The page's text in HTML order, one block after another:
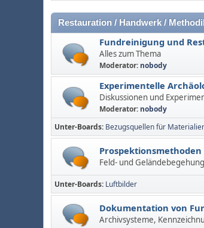
Restauration / Handwerk /
Fundreinigung und
Alles zum Thema
Moderator: nobody
Experimentelle
Diskussionen und
Moderator: nobody
Unter-Boards Bezugsquellen für
Prospektionsmethoden
Feld- und
Unter-Boards Luftbilder
Dokumentation von
Archivsysteme,